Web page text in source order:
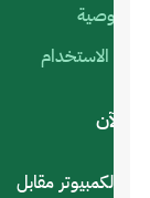
الخصوصية
شروط الاستخدام
الآن
الكمبيوتر مقابل